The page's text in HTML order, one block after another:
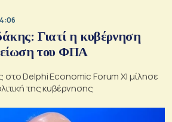
Γιατί η κυβέρνηση
του ΦΠΑ
Delphi Economic Forum XI μίλησε
της κυβέρνησης